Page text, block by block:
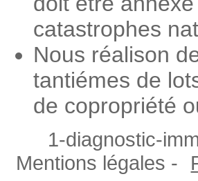
catastrophes
Nous réalison
tantiémes de
de copropriété
1-diagnostic-
Mentions légales -